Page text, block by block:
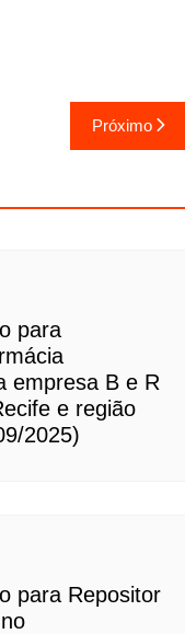
Próximo
para
empresa B e R
e região
2025)
para Repositor